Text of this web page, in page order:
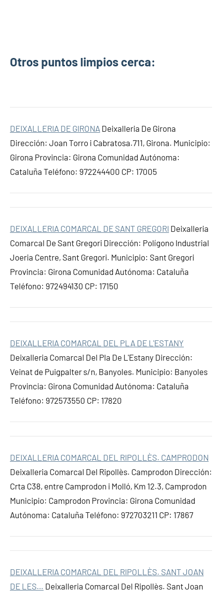
Otros puntos limpios cerca:
DEIXALLERIA DE GIRONA Deixalleria De Girona
Dirección: Joan Torro i Cabratosa.711, Girona. Municipio:
Girona Provincia: Girona Comunidad Autónoma:
Cataluña Teléfono: 972244400 CP: 17005
DEIXALLERIA COMARCAL DE SANT GREGORI Deixalleria
Comarcal De Sant Gregori Dirección: Polígono Industrial
Joeria Centre, Sant Gregori. Municipio: Sant Gregori
Provincia: Girona Comunidad Autónoma: Cataluña
Teléfono: 972494130 CP: 17150
DEIXALLERIA COMARCAL DEL PLA DE L'ESTANY
Deixalleria Comarcal Del Pla De L'Estany Dirección:
Veinat de Puigpalter s/n, Banyoles. Municipio: Banyoles
Provincia: Girona Comunidad Autónoma: Cataluña
Teléfono: 972573550 CP: 17820
DEIXALLERIA COMARCAL DEL RIPOLLÈS. CAMPRODON
Deixalleria Comarcal Del Ripollès. Camprodon Dirección:
Crta C38, entre Camprodon i Molló, Km 12.3, Camprodon
Municipio: Camprodon Provincia: Girona Comunidad
Autónoma: Cataluña Teléfono: 972703211 CP: 17867
DEIXALLERIA COMARCAL DEL RIPOLLÈS. SANT JOAN
DE LES… Deixalleria Comarcal Del Ripollès. Sant Joan